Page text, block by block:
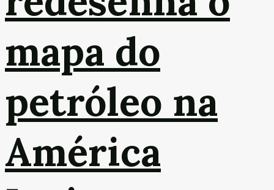
mapa do
petróleo na
América